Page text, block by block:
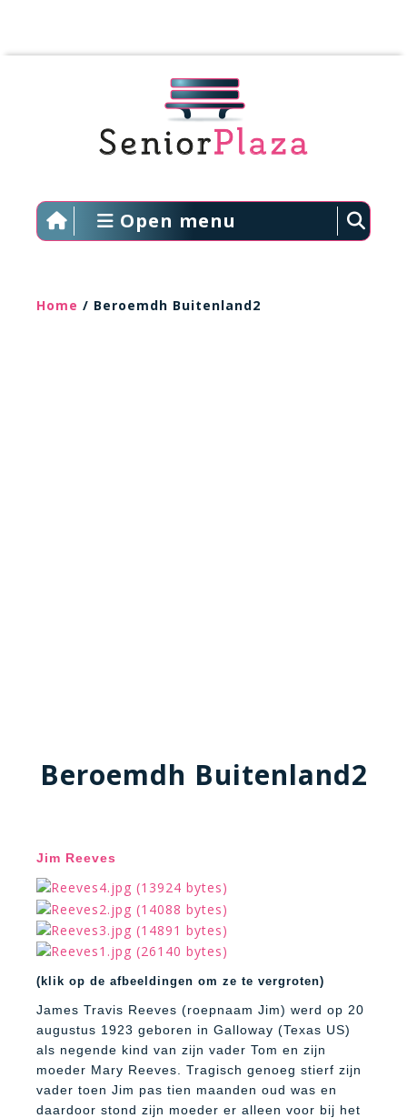
Open menu
Home / Beroemdh Buitenland2
Beroemdh Buitenland2
Jim Reeves
(klik op de afbeeldingen om ze te vergroten)
James Travis Reeves (roepnaam Jim) werd op 20
augustus 1923 geboren in Galloway (Texas US)
als negende kind van zijn vader Tom en zijn
moeder Mary Reeves. Tragisch genoeg stierf zijn
vader toen Jim pas tien maanden oud was en
daardoor stond zijn moeder er alleen voor bij het